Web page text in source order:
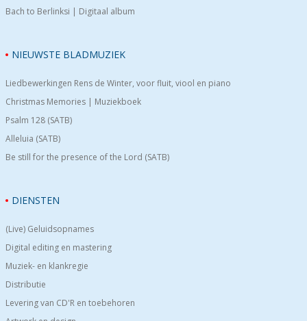
Bach to Berlinksi | Digitaal album
NIEUWSTE BLADMUZIEK
Liedbewerkingen Rens de Winter, voor fluit, viool en piano
Christmas Memories | Muziekboek
Psalm 128 (SATB)
Alleluia (SATB)
Be still for the presence of the Lord (SATB)
DIENSTEN
(Live) Geluidsopnames
Digital editing en mastering
Muziek- en klankregie
Distributie
Levering van CD'R en toebehoren